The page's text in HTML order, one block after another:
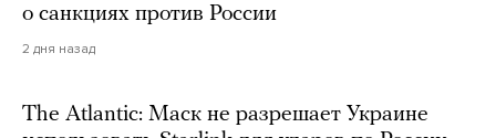
о санкциях против России
2 дня назад
The Atlantic: Маск не разрешает Украине